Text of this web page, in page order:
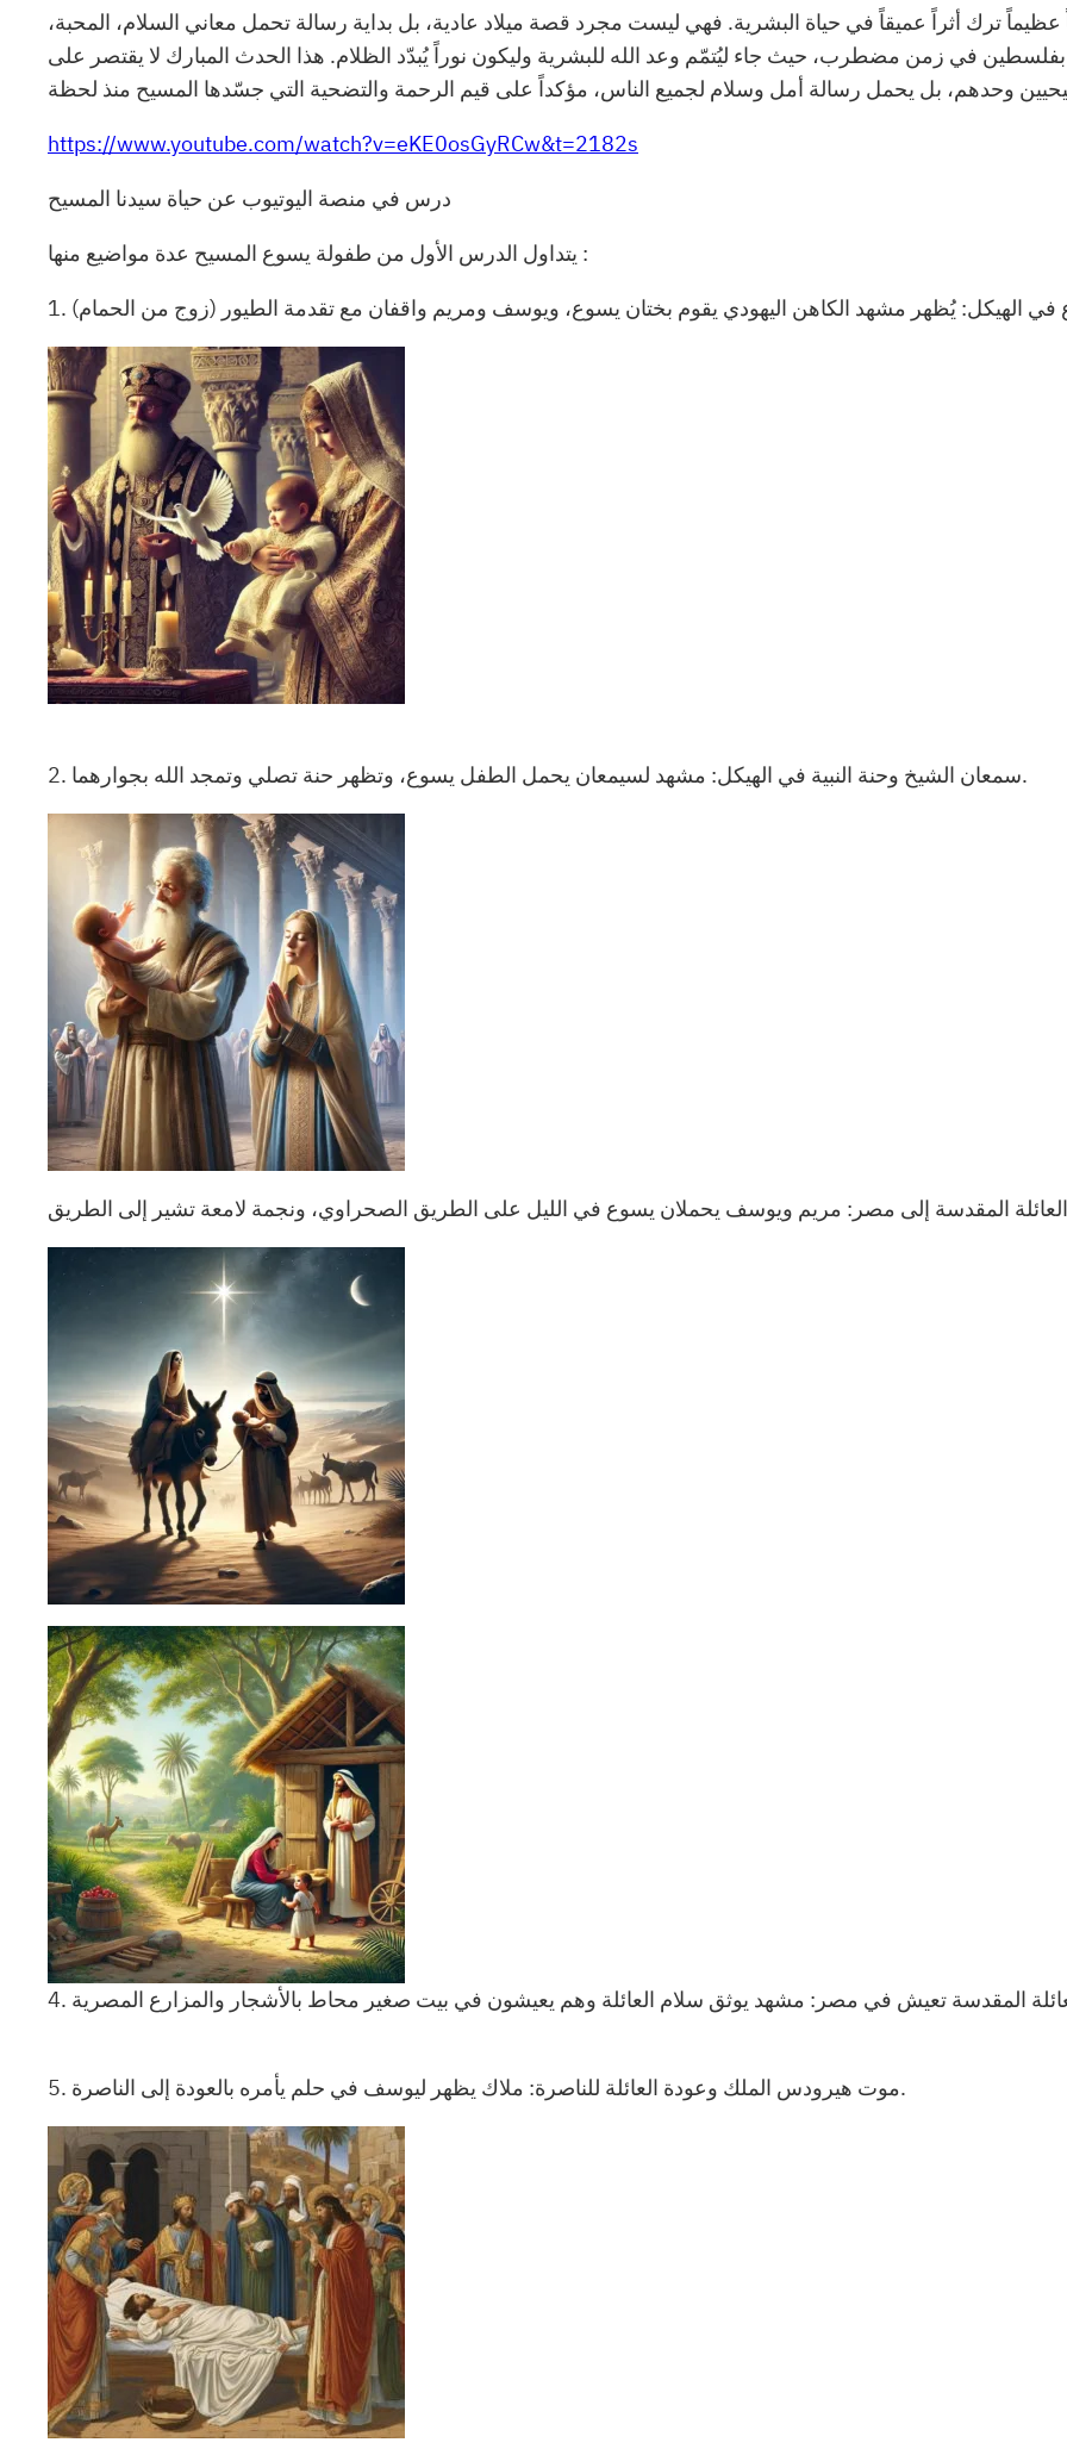
عظيماً ترك أثراً عميقاً في حياة البشرية. فهي ليست مجرد قصة ميلاد عادية، بل بداية رسالة تحمل معاني السلام، المحبة،
في زمن مضطرب، حيث جاء ليُتمّم وعد الله للبشرية وليكون نوراً يُبدّد الظلام. هذا الحدث المبارك لا يقتصر على
وحدهم، بل يحمل رسالة أمل وسلام لجميع الناس، مؤكداً على قيم الرحمة والتضحية التي جسّدها المسيح منذ لحظة
https://www.youtube.com/watch?v=eKE0osGyRCw&t=2182s
درس في منصة اليوتيوب عن حياة سيدنا المسيح
يتداول الدرس الأول من طفولة يسوع المسيح عدة مواضيع منها :
2. سمعان الشيخ وحنة النبية في الهيكل: مشهد لسيمعان يحمل الطفل يسوع، وتظهر حنة تصلي وتمجد الله بجوارهما.
5. موت هيرودس الملك وعودة العائلة للناصرة: ملاك يظهر ليوسف في حلم يأمره بالعودة إلى الناصرة.